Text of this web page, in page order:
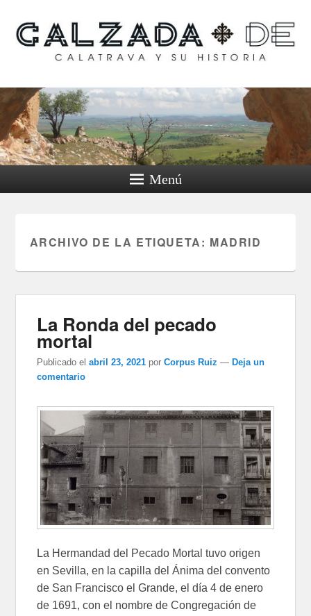
Calzada de Calatrava y
su historia
Menú
ARCHIVO DE LA ETIQUETA: MADRID
La Ronda del pecado
mortal
Publicado el abril 23, 2021 porCorpus Ruiz — Deja un
comentario
La Hermandad del Pecado Mortal tuvo origen
en Sevilla, en la capilla del Ánima del convento
de San Francisco el Grande, el día 4 de enero
de 1691, con el nombre de Congregación de